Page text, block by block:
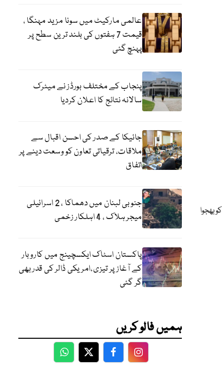
بھجوا
عالمی مارکیٹ میں سونا مزید مہنگا ،
قیمت 7 ہفتوں کی بلند ترین سطح پر
پہنچ گئی
پنجاب کے مختلف بورڈز نے میٹرک
سالانہ نتائج کا اعلان کردیا
جائیکا کے صدر کی احسن اقبال سے
ملاقات، ترقیاتی تعاون کو وسعت دینے پر
اتفاق
جنوبی لبنان میں دھماکا ، 2 اسرائیلی
میجر ہلاک ، 4 اہلکار زخمی
پاکستان اسٹاک ایکسچینج میں کاروبار
کے آغاز پر تیزی،امریکی ڈالر کی قدر بھی
گر گئی
ہمیں فالو کریں
WhatsApp
TwitterFacebookFacebook